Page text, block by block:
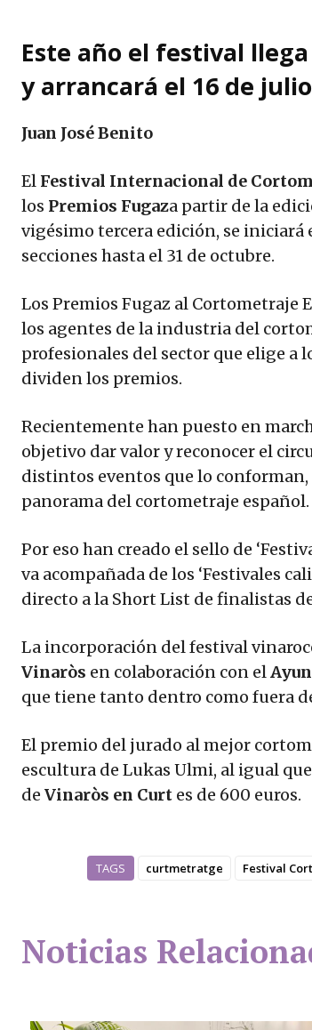
Este año el festival
y arrancará el 16 de julio
Juan José Benito
El Festival Internacional de
los Premios Fugaza partir de la
vigésimo tercera edición, se iniciará
secciones hasta el 31 de octubre.
Los Premios Fugaz al Cortometraje
los agentes de la industria del
profesionales del sector que elige a
dividen los premios.
Recientemente han puesto en
objetivo dar valor y reconocer el
distintos eventos que lo
panorama del cortometraje español.
Por eso han creado el sello de
va acompañada de los ‘Festivales
directo a la Short List de finalistas
La incorporación del festival
Vinaròs en colaboración con el
que tiene tanto dentro como fuera
El premio del jurado al mejor
escultura de Lukas Ulmi, al igual
de Vinaròs en Curt es de 600 euros.
TAGS curtmetratge Festival
Noticias